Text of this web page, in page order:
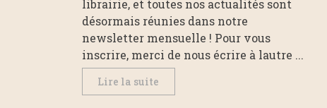
librairie, et toutes nos actualités sont
désormais réunies dans notre
newsletter mensuelle ! Pour vous
inscrire, merci de nous écrire à lautre ...
Lire la suite